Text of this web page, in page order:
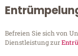
Befreien Sie sich von
Dienstleistung zur